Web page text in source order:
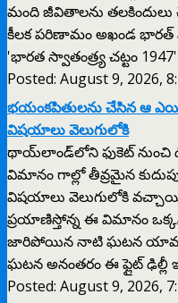
మంది జీవితాలను తలకిందులు
కీలక పరిణామం అఖండ భారత్
'భారత స్వాతంత్ర్య చట్టం
Posted: August 9, 2026,
భయంకపితులను చేసిన ఆ
విషయాలు వెలుగులోకి
థాయ్‌లాండ్‌లోని ఫుకెట్ నుంచి
విమానం గాల్లో తీవ్రమైన
విషయాలు వెలుగులోకి వచ్చాయి.
ప్రయాణిస్తోన్న ఈ విమానం
జారిపోయిన నాటి ఘటన యావత్
ఘటన అనంతరం ఈ ఫ్లైట్ ఢిల్లీ
Posted: August 9, 2026,